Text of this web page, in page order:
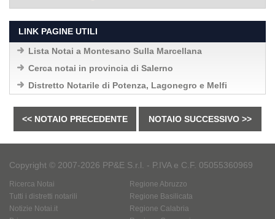
LINK PAGINE UTILI
Lista Notai a Montesano Sulla Marcellana
Cerca notai in provincia di Salerno
Distretto Notarile di Potenza, Lagonegro e Melfi
<< NOTAIO PRECEDENTE NOTAIO SUCCESSIVO >>
Copyright © 2007-2026 PP&E S.r.l. - P.IVA e C.F. 05055360969
Ricerca Notai
Tutti i distretti notarili
Notizie Notai.it
Regione Abruzzo
Regione Basilicata
Regione Calabria